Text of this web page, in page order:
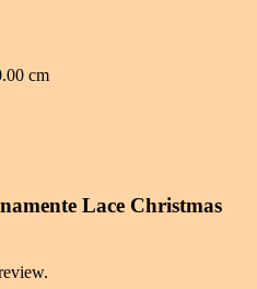
cm
Lace Christmas